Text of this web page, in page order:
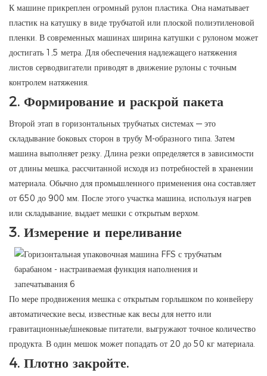
К машине прикреплен огромный рулон пластика. Она наматывает
пластик на катушку в виде трубчатой ​​или плоской полиэтиленовой
пленки. В современных машинах ширина катушки с рулоном может
достигать 1,5 метра. Для обеспечения надлежащего натяжения
листов серводвигатели приводят в движение рулоны с точным
контролем натяжения.
2. Формирование и раскрой пакета
Второй этап в горизонтальных трубчатых системах — это
складывание боковых сторон в трубу М-образного типа. Затем
машина выполняет резку. Длина резки определяется в зависимости
от длины мешка, рассчитанной исходя из потребностей в хранении
материала. Обычно для промышленного применения она составляет
от 650 до 900 мм. После этого участка машина, используя нагрев
или складывание, выдает мешки с открытым верхом.
3. Измерение и переливание
По мере продвижения мешка с открытым горлышком по конвейеру
автоматические весы, известные как весы для нетто или
гравитационные/шнековые питатели, выгружают точное количество
продукта. В один мешок может попадать от 20 до 50 кг материала.
4. Плотно закройте.